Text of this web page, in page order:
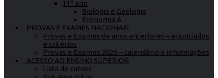
11º ano
Biologia e Geologia
Economia A
PROVAS E EXAMES NACIONAIS
Provas e Exames de anos anteriores – enunciados
e critérios
Provas e Exames 2026 – calendário e informações
ACESSO AO ENSINO SUPERIOR
Lista de cursos